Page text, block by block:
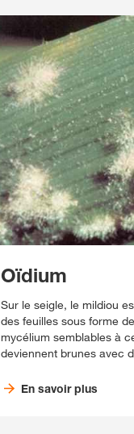
Oïdium
Sur le seigle, le mildiou
des feuilles sous forme
mycélium semblables à
deviennent brunes avec
En savoir plus